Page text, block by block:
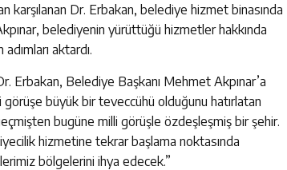
karşılanan Dr. Erbakan, belediye hizmet binasında
belediyenin yürüttüğü hizmetler hakkında
aktardı.
Erbakan, Belediye Başkanı Mehmet Akpınar’a
görüşe büyük bir teveccühü olduğunu hatırlatan
bugüne milli görüşle özdeşleşmiş bir şehir.
hizmetine tekrar başlama noktasında
bölgelerini ihya edecek.”